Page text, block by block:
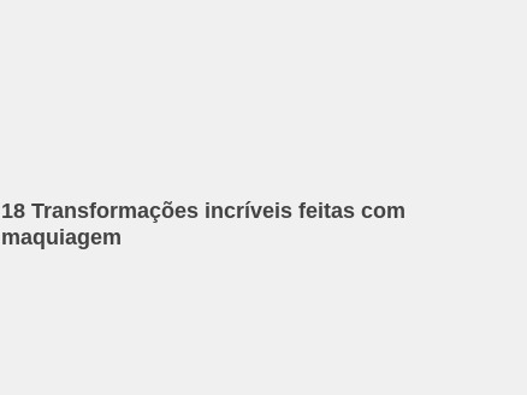
18 Transformações incríveis feitas com
maquiagem